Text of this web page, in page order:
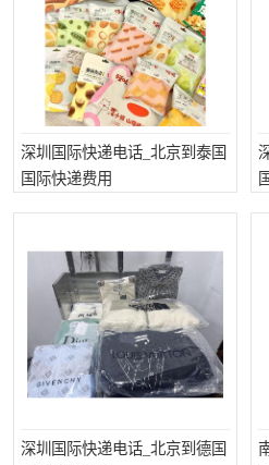
深圳国际快递电话_北京到泰国
国际快递费用
深圳国际快递电话_北京到德国
UPS国际快递
深圳国际物流公司
DHL国际快递电话
新能源电池出口物流